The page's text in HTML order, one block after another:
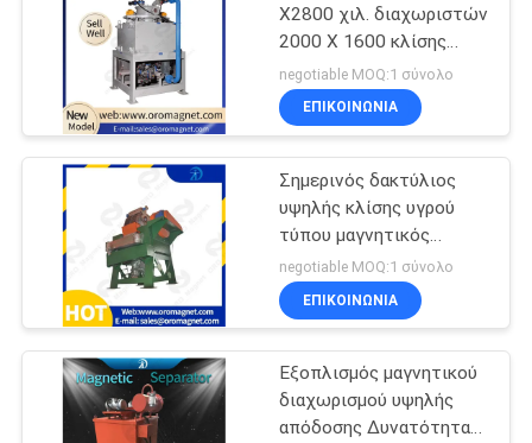
X2800 χιλ. διαχωριστών
2000 X 1600 κλίσης
σκονών σιδήρου
μαγνητικών
negotiable MOQ:1 σύνολο
ΕΠΙΚΟΙΝΩΝΊΑ
Σημερινός δακτύλιος
υψηλής κλίσης υγρού
τύπου μαγνητικός
διαχωριστής Εγκριθείσα
ISO9001 για
επεξεργασία
negotiable MOQ:1 σύνολο
ΕΠΙΚΟΙΝΩΝΊΑ
Εξοπλισμός μαγνητικού
διαχωρισμού υψηλής
απόδοσης Δυνατότητα